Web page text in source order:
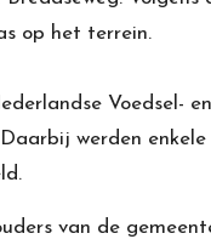
op het terrein.
Voedsel-
werden enkele
van de